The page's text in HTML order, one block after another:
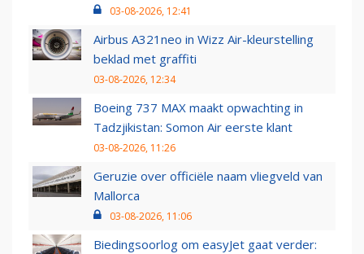
03-08-2026, 12:41
Airbus A321neo in Wizz Air-kleurstelling
beklad met graffiti
03-08-2026, 12:34
Boeing 737 MAX maakt opwachting in
Tadzjikistan: Somon Air eerste klant
03-08-2026, 11:26
Geruzie over officiële naam vliegveld van
Mallorca
03-08-2026, 11:06
Biedingsoorlog om easyJet gaat verder: